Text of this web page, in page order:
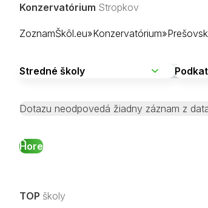
Konzervatórium Stropkov
ZoznamŠkôl.eu»Konzervatórium»
Dotazu neodpovedá žiadny záznam z
Hore
TOP školy